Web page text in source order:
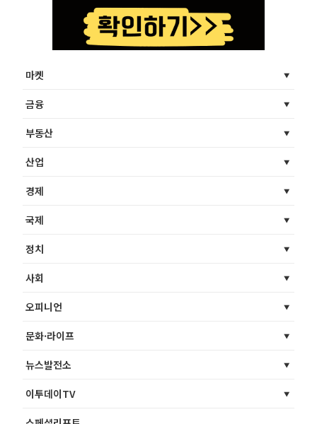
마켓
금융
부동산
산업
경제
국제
정치
사회
오피니언
문화·라이프
뉴스발전소
이투데이TV